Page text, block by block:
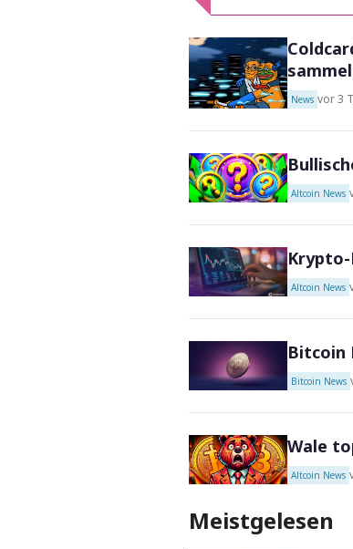
News vor 3
Altcoin News
Altcoin News
Bitcoin
Bitcoin News
Wale
Altcoin News
Meistgelesen